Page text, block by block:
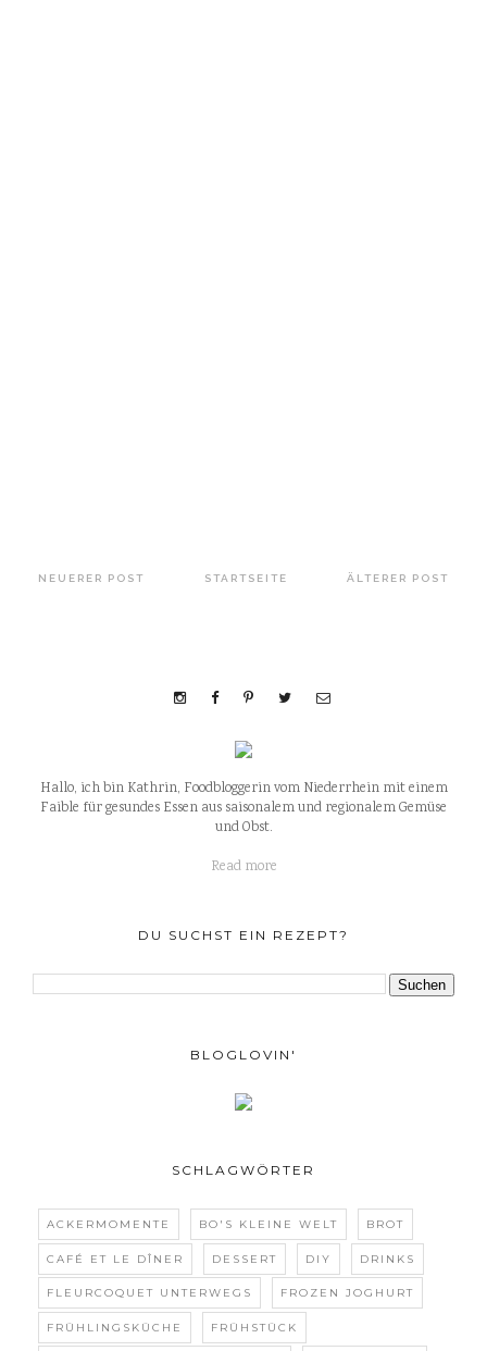
NEUERER POST ÄLTERER POST
STARTSEITE
Hallo, ich bin Kathrin, Foodbloggerin vom Niederrhein mit einem
Faible für gesundes Essen aus saisonalem und regionalem Gemüse
und Obst.
Read more
DU SUCHST EIN REZEPT?
BLOGLOVIN'
SCHLAGWÖRTER
ACKERMOMENTE BO'S KLEINE WELT BROT
CAFÉ ET LE DÎNER DESSERT DIY DRINKS
FLEURCOQUET UNTERWEGS FROZEN JOGHURT
FRÜHLINGSKÜCHE FRÜHSTÜCK